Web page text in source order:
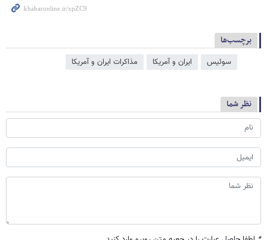
برچسب‌ها
سوئیس ایران و آمریکا مذاکرات ایران و آمریکا
نظر شما